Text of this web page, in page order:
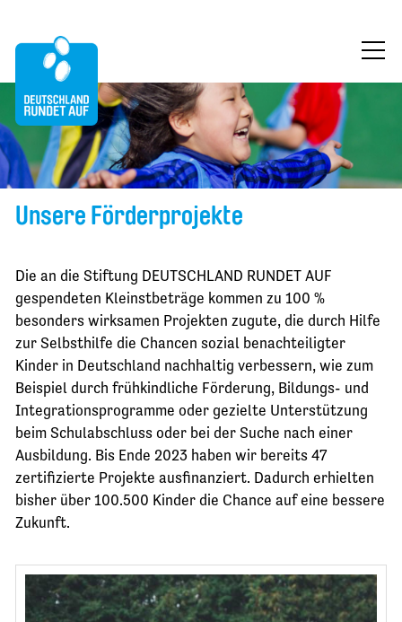
ÜBER UNS
MITMACHEN
FÖRDERUNG
FÖRDERPROJEKTE
AKTUELLES AUS DEN PROJEKTEN
BLOG
KONTAKT
JETZT SPENDEN
Unsere Förderprojekte
Die an die Stiftung DEUTSCHLAND RUNDET AUF
gespendeten Kleinstbeträge kommen zu 100 %
besonders wirksamen Projekten zugute, die durch Hilfe
zur Selbsthilfe die Chancen sozial benachteiligter
Kinder in Deutschland nachhaltig verbessern, wie zum
Beispiel durch frühkindliche Förderung, Bildungs- und
Integrationsprogramme oder gezielte Unterstützung
beim Schulabschluss oder bei der Suche nach einer
Ausbildung. Bis Ende 2023 haben wir bereits 47
zertifizierte Projekte ausfinanziert. Dadurch erhielten
bisher über 100.500 Kinder die Chance auf eine bessere
Zukunft.